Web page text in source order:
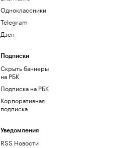
Одноклассники
Telegram
Дзен
Подписки
Скрыть баннеры
на РБК
Подписка на РБК
Корпоративная
подписка
Уведомления
RSS Новости